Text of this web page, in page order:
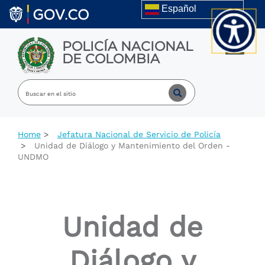
Welcome
All
Accessibility
screen
reader.
Accessibility
Skip to main content Español
POLICÍA NACIONAL
DE COLOMBIA Toggle
Home
Jefatura Nacional de Servicio de Policía
Unidad de Diálogo y Mantenimiento del Orden -
UNDMO
Unidad de